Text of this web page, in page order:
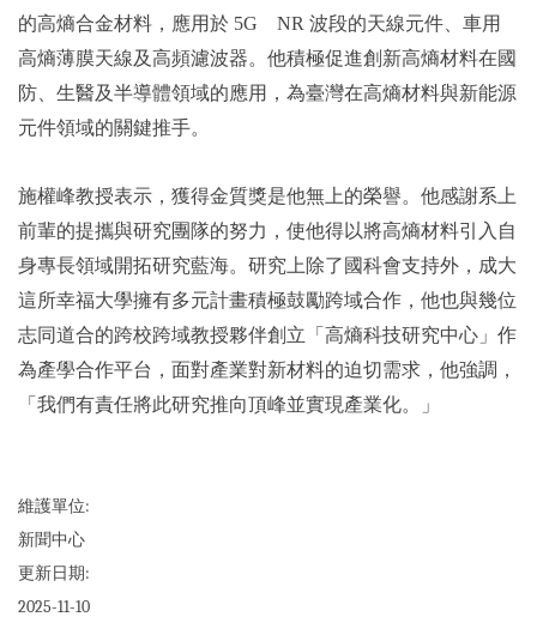
的高熵合金材料，應用於 5G NR 波段的天線元件、車用
高熵薄膜天線及高頻濾波器。他積極促進創新高熵材料在國
防、生醫及半導體領域的應用，為臺灣在高熵材料與新能源
元件領域的關鍵推手。
施權峰教授表示，獲得金質獎是他無上的榮譽。他感謝系上
前輩的提攜與研究團隊的努力，使他得以將高熵材料引入自
身專長領域開拓研究藍海。研究上除了國科會支持外，成大
這所幸福大學擁有多元計畫積極鼓勵跨域合作，他也與幾位
志同道合的跨校跨域教授夥伴創立「高熵科技研究中心 」作
為產學合作平台，面對產業對新材料的迫切需求，他強調，
「我們有責任將此研究推向頂峰並實現產業化。」
維護單位:
新聞中心
更新日期:
2025-11-10